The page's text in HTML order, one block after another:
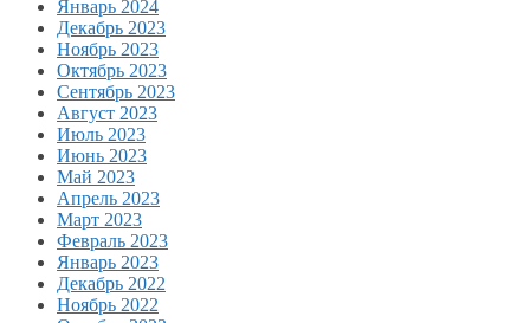
Январь 2024
Декабрь 2023
Ноябрь 2023
Октябрь 2023
Сентябрь 2023
Август 2023
Июль 2023
Июнь 2023
Май 2023
Апрель 2023
Март 2023
Февраль 2023
Январь 2023
Декабрь 2022
Ноябрь 2022